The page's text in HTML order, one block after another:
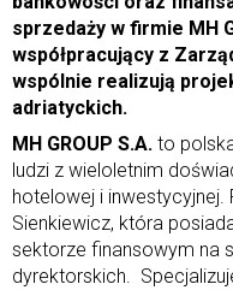
sprzedaży w firmie MH
współpracujący z
wspólnie realizują
adriatyckich.
MH GROUP S.A. to
ludzi z wieloletnim
hotelowej i
Sienkiewicz, która
sektorze finansowym na
dyrektorskich.